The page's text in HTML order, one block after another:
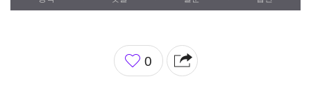
좋
아
0